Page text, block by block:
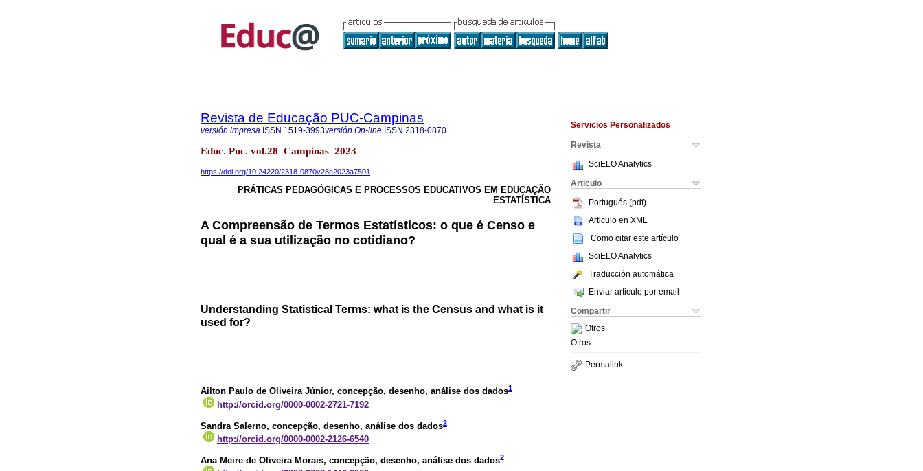
Servicios Personalizados
Revista
SciELO Analytics
Articulo
Portugués (pdf)
Articulo en XML
Como citar este artículo
SciELO Analytics
Traducción automática
Enviar articulo por email
Compartir
Otros
Otros
Permalink
Revista de Educação PUC-Campinas
versión impresa ISSN 1519-3993versión On-line ISSN 2318-0870
Educ. Puc. vol.28 Campinas 2023
https://doi.org/10.24220/2318-0870v28e2023a7501
PRÁTICAS PEDAGÓGICAS E PROCESSOS EDUCATIVOS EM EDUCAÇÃO
ESTATÍSTICA
A Compreensão de Termos Estatísticos: o que é Censo e
qual é a sua utilização no cotidiano?
Understanding Statistical Terms: what is the Census and what is it
used for?
Ailton Paulo de Oliveira Júnior, concepção, desenho, análise dos dados1
http://orcid.org/0000-0002-2721-7192
Sandra Salerno, concepção, desenho, análise dos dados2
http://orcid.org/0000-0002-2126-6540
Ana Meire de Oliveira Morais, concepção, desenho, análise dos dados2